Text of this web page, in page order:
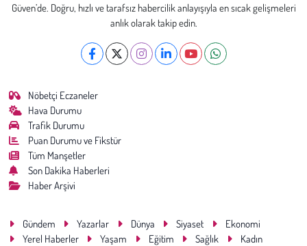
Güven’de. Doğru, hızlı ve tarafsız habercilik anlayışıyla en sıcak gelişmeleri
anlık olarak takip edin.
Nöbetçi Eczaneler
Hava Durumu
Trafik Durumu
Puan Durumu ve Fikstür
Tüm Manşetler
Son Dakika Haberleri
Haber Arşivi
Gündem Yazarlar Dünya Siyaset
Ekonomi
Yerel Haberler
Yaşam Eğitim Sağlık
Kadın